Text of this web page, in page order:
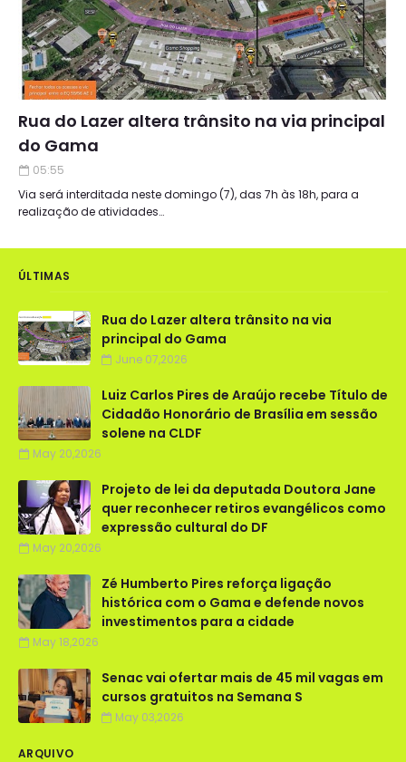
Rua do Lazer altera trânsito na via principal
do Gama
05:55
Via será interditada neste domingo (7), das 7h às 18h, para a
realização de atividades…
ÚLTIMAS
Rua do Lazer altera trânsito na via
principal do Gama
June 07,2026
Luiz Carlos Pires de Araújo recebe Título de
Cidadão Honorário de Brasília em sessão
solene na CLDF
May 20,2026
Projeto de lei da deputada Doutora Jane
quer reconhecer retiros evangélicos como
expressão cultural do DF
May 20,2026
Zé Humberto Pires reforça ligação
histórica com o Gama e defende novos
investimentos para a cidade
May 18,2026
Senac vai ofertar mais de 45 mil vagas em
cursos gratuitos na Semana S
May 03,2026
ARQUIVO